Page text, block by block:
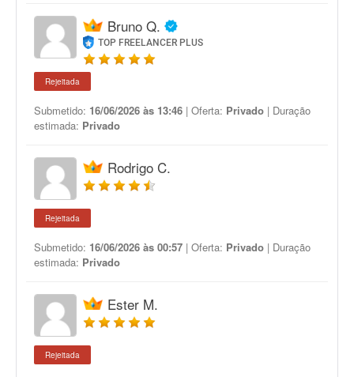
Bruno Q.
TOP FREELANCER PLUS
Rejeitada
Submetido: 16/06/2026 às 13:46 | Oferta: Privado | Duração
estimada: Privado
Rodrigo C.
Rejeitada
Submetido: 16/06/2026 às 00:57 | Oferta: Privado | Duração
estimada: Privado
Ester M.
Rejeitada